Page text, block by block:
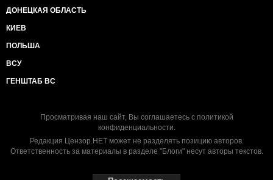
ДОНЕЦКАЯ ОБЛАСТЬ
КИЕВ
ПОЛЬША
ВСУ
ГЕНШТАБ ВС
Просматривая наш сайт, Вы соглашаетесь с политикой
конфиденциальности.
Редакция Цензор.НЕТ может не разделять позицию авторов.
Ответственность за материалы в разделе "Блоги" несут авторы текстов.